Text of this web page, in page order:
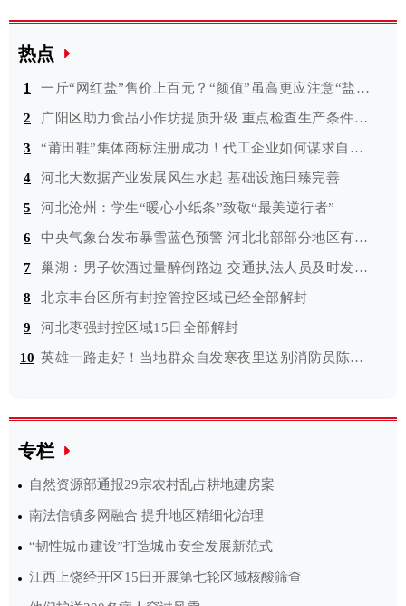
热点
1
一斤“网红盐”售价上百元？“颜值”虽高更应注意“盐值”
2
广阳区助力食品小作坊提质升级 重点检查生产条件是否符合要求等
3
“莆田鞋”集体商标注册成功！代工企业如何谋求自创品牌？
4
河北大数据产业发展风生水起 基础设施日臻完善
5
河北沧州：学生“暖心小纸条”致敬“最美逆行者”
6
中央气象台发布暴雪蓝色预警 河北北部部分地区有大雪
7
巢湖：男子饮酒过量醉倒路边 交通执法人员及时发现并救助
8
北京丰台区所有封控管控区域已经全部解封
9
河北枣强封控区域15日全部解封
10
英雄一路走好！当地群众自发寒夜里送别消防员陈建军
专栏
自然资源部通报29宗农村乱占耕地建房案
南法信镇多网融合 提升地区精细化治理
“韧性城市建设”打造城市安全发展新范式
江西上饶经开区15日开展第七轮区域核酸筛查